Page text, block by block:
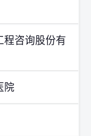
程咨询股份有
院